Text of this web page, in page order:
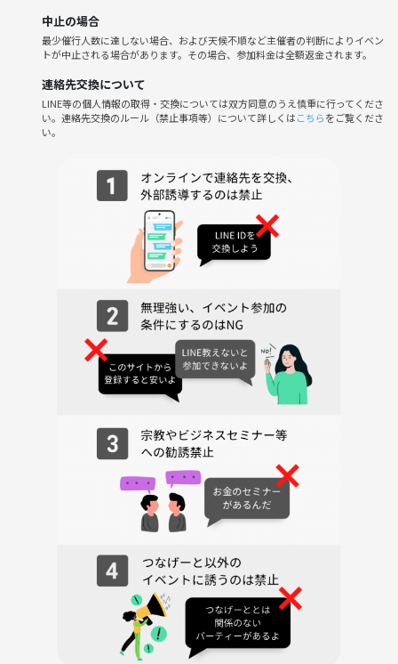
これから事業を始めたい方、今はごくごく小規模だが、これからビジネ
スのレベルを上げていける方も大歓迎です！
・最新ビジネストレンドを知りたい！
・コラボレーション先、代理店や請負契約先を探している！
・WEB制作に強い人を探してる！
・商品のプロモーションやSNS展開を手伝ってほしい！
・営業に強い人いないかな！
・自分のお店を持ちたい！
・語学の勉強をしたい！海外で働きたい！
・将来のお金のことや保険の事、資産形成、FPに相談したい！
・不動産について教えてほしい！
・転職したいのでサポートしてほしい！
・雇われない働き方をしたい！起業や独立をしたい！
・良い副業を教えて！副収入を得たい！
・仲間を増やしたい！スタッフを募集したい！
・誰か一緒にイベントしましょう！
・私がオープンしたサロンの話を聞いて！
・うちのレストランやバーを使って！
このような要望にダイレクトに答えてくれる人が沢山参加します！
明るくて気さくな人が多いから緊張は必要なし✨
①会場に到着したら受付で予約時の名前をスタッフへ伝えます
＊受付は開始時間の10分前です
②参加費を支払います（現金のみの扱いです）
③お部屋に進み、お荷物を部屋の周りにあるソファー（荷物置き場）に
中止の場合
最少催行人数に達しない場合、および天候不順など主催者の判断によりイベン
トが中止される場合があります。その場合、参加料金は全額返金されます。
連絡先交換について
LINE等の個人情報の取得・交換については双方同意のうえ慎重に行ってくださ
い。連絡先交換のルール（禁止事項等）について詳しくはこちらをご覧くださ
い。